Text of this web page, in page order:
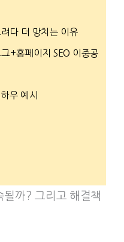
다 더 망치는 이유
+홈페이지 SEO 이중공
우 예시
까? 그리고 해결책